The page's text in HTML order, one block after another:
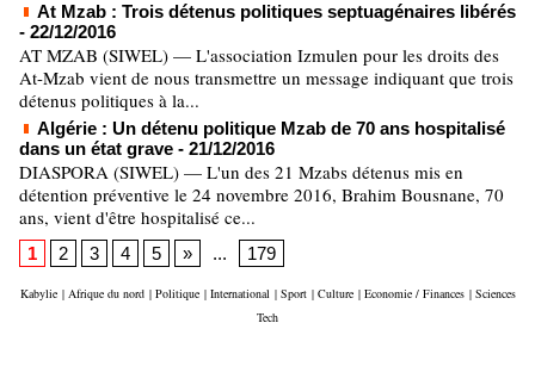
At Mzab : Trois détenus politiques septuagénaires libérés
- 22/12/2016
AT MZAB (SIWEL) — L'association Izmulen pour les droits des
At-Mzab vient de nous transmettre un message indiquant que trois
détenus politiques à la...
Algérie : Un détenu politique Mzab de 70 ans hospitalisé
dans un état grave - 21/12/2016
DIASPORA (SIWEL) — L'un des 21 Mzabs détenus mis en
détention préventive le 24 novembre 2016, Brahim Bousnane, 70
ans, vient d'être hospitalisé ce...
1 2 3 4 5 » ... 179
Kabylie | Afrique du nord | Politique | International | Sport | Culture | Economie / Finances | Sciences
Tech